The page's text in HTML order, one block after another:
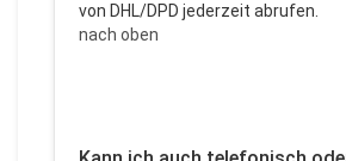
von DHL/DPD jederzeit abrufen.
nach oben